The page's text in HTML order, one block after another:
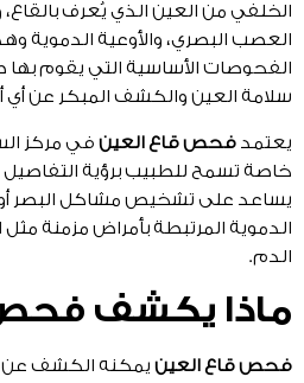
الخلفي من العين الذي يُعرف
العصب البصري، والأوعية الدموية
الفحوصات الأساسية التي يقوم بها
سلامة العين والكشف المبكر عن أي
يعتمد فحص قاع العين في مركز
خاصة تسمح للطبيب برؤية التفاصيل
يساعد على تشخيص مشاكل البصر أو
الدموية المرتبطة بأمراض مزمنة
الدم.
ماذا يكشف فحص
فحص قاع العين يمكنه الكشف عن